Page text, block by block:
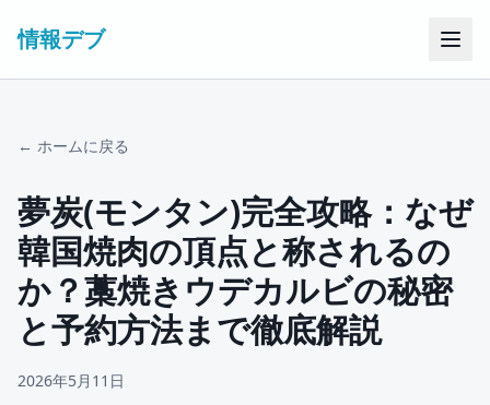
情報デブ
← ホームに戻る
夢炭(モンタン)完全攻略：なぜ
韓国焼肉の頂点と称されるの
か？藁焼きウデカルビの秘密
と予約方法まで徹底解説
2026年5月11日